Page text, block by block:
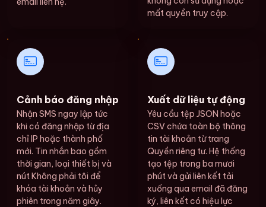
mất quyền truy cập.
Cảnh báo đăng nhập
Nhận SMS ngay lập tức
khi có đăng nhập từ địa
chỉ IP hoặc thành phố
mới. Tin nhắn bao gồm
thời gian, loại thiết bị và
nút Không phải tôi để
khóa tài khoản và hủy
phiên trong năm giây.
Xuất dữ liệu tự động
Yêu cầu tệp JSON hoặc
CSV chứa toàn bộ thông
tin tài khoản từ trang
Quyền riêng tư. Hệ thống
tạo tệp trong ba mươi
phút và gửi liên kết tải
xuống qua email đã đăng
ký, liên kết có hiệu lực